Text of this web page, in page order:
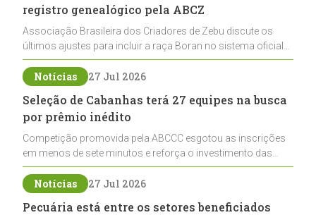
registro genealógico pela ABCZ
Associação Brasileira dos Criadores de Zebu discute os
últimos ajustes para incluir a raça Boran no sistema oficial
de registros, abrindo caminho para sua expansão na
pecuária nacional
Notícias 27 Jul 2026
Seleção de Cabanhas terá 27 equipes na busca
por prêmio inédito
Competição promovida pela ABCCC esgotou as inscrições
em menos de sete minutos e reforça o investimento das
cabanhas na seleção genética de Cavalos Crioulos voltados
ao laço
Notícias 27 Jul 2026
Pecuária está entre os setores beneficiados